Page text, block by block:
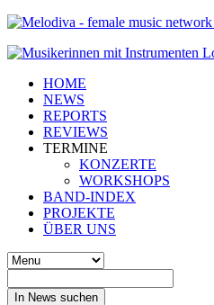
HOME
NEWS
REPORTS
REVIEWS
TERMINE
KONZERTE
WORKSHOPS
BAND-INDEX
PROJEKTE
ÜBER UNS
In News suchen